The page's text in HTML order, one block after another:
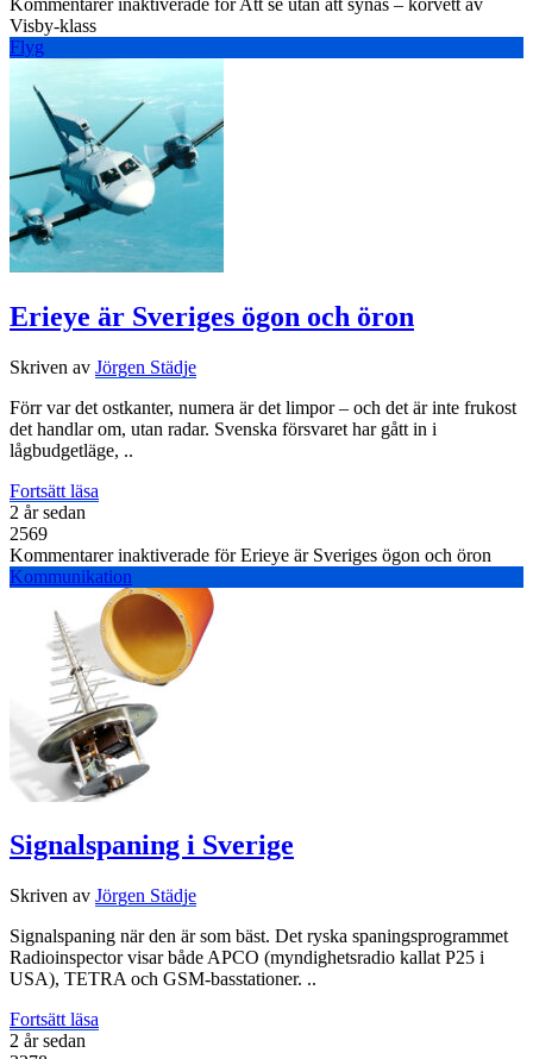
Visby-klass
Flyg
Erieye är Sveriges ögon och öron
Skriven av Jörgen Städje
Förr var det ostkanter, numera är det limpor – och det är inte frukost
det handlar om, utan radar. Svenska försvaret har gått in i
lågbudgetläge, ..
Fortsätt läsa
2 år sedan
2569
Kommentarer inaktiverade för Erieye är Sveriges ögon och öron
Kommunikation
Signalspaning i Sverige
Skriven av Jörgen Städje
Signalspaning när den är som bäst. Det ryska spaningsprogrammet
Radioinspector visar både APCO (myndighetsradio kallat P25 i
USA), TETRA och GSM-basstationer. ..
Fortsätt läsa
2 år sedan